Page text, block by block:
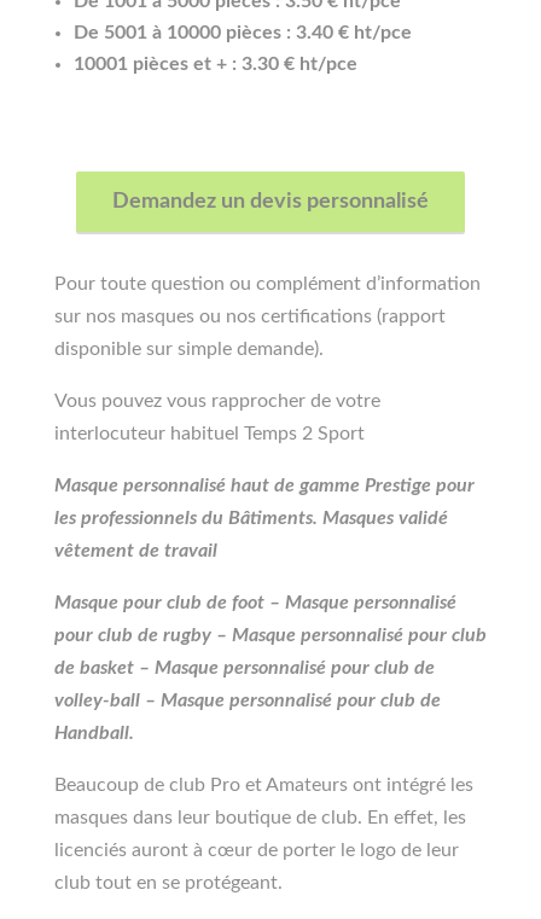
De 5001 à 10000 pièces : 3.40 € ht/pce
10001 pièces et + : 3.30 € ht/pce
Demandez un devis personnalisé
Pour toute question ou complément d’information
sur nos masques ou nos certifications (rapport
disponible sur simple demande).
Vous pouvez vous rapprocher de votre
interlocuteur habituel Temps 2 Sport
Masque personnalisé haut de gamme Prestige pour
les professionnels du Bâtiments. Masques validé
vêtement de travail
Masque pour club de foot – Masque personnalisé
pour club de rugby – Masque personnalisé pour club
de basket – Masque personnalisé pour club de
volley-ball – Masque personnalisé pour club de
Handball.
Beaucoup de club Pro et Amateurs ont intégré les
masques dans leur boutique de club. En effet, les
licenciés auront à cœur de porter le logo de leur
club tout en se protégeant.